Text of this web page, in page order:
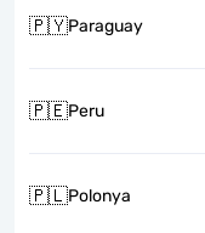
🇵🇾Paraguay
🇵🇪Peru
🇵🇱Polonya